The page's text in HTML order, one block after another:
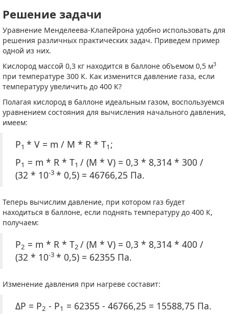
Решение задачи
Уравнение Менделеева-Клапейрона удобно использовать для
решения различных практических задач. Приведем пример
одной из них.
Кислород массой 0,3 кг находится в баллоне объемом 0,5 м3
при температуре 300 К. Как изменится давление газа, если
температуру увеличить до 400 К?
Полагая кислород в баллоне идеальным газом, воспользуемся
уравнением состояния для вычисления начального давления,
имеем:
P1 * V = m / M * R * T1 ;
P1 = m * R * T1 / (M * V) = 0,3 * 8,314 * 300 /
(32 * 10-3 * 0,5) = 46766,25 Па.
Теперь вычислим давление, при котором газ будет
находиться в баллоне, если поднять температуру до 400 К,
получаем:
P2 = m * R * T2 / (M * V) = 0,3 * 8,314 * 400 /
(32 * 10-3 * 0,5) = 62355 Па.
Изменение давления при нагреве составит:
ΔP = P2 - P1 = 62355 - 46766,25 = 15588,75 Па.